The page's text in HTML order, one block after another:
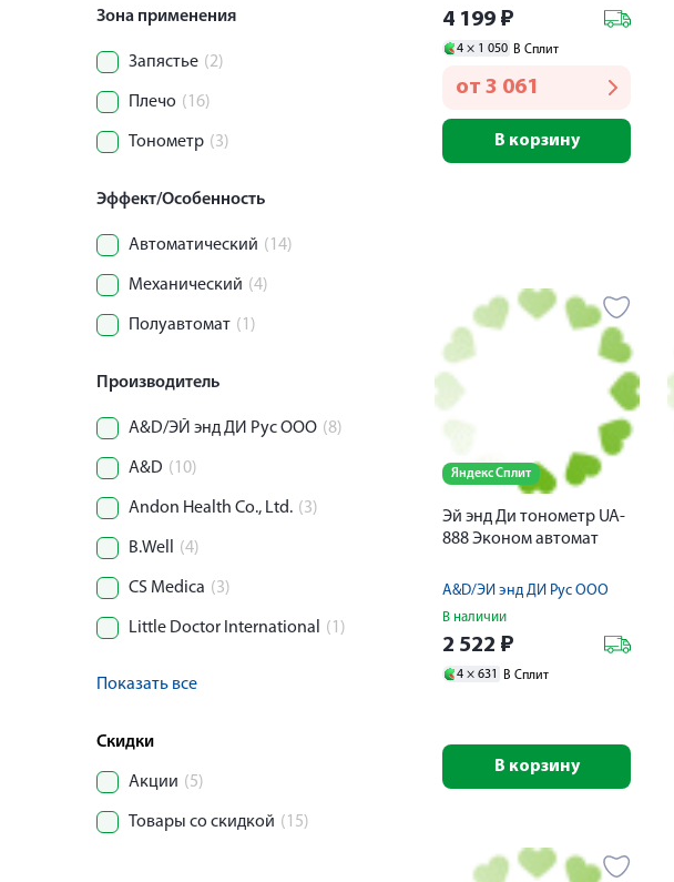
Зона применения
Запястье (2)
Плечо (16)
Тонометр (3)
Эффект/Особенность
Автоматический (14)
Механический (4)
Полуавтомат (1)
Производитель
A&D/ЭЙ энд ДИ Рус ООО (8)
A&D (10)
Andon Health Co., Ltd. (3)
B.Well (4)
CS Medica (3)
Little Doctor International (1)
Показать все
Скидки
Акции (5)
Товары со скидкой (15)
4 199 ₽
4 × 1 050 В Сплит
от 3 061
В корзину
Яндекс Сплит
Эй энд Ди тонометр UA-
888 Эконом автомат
A&D/ЭЙ энд ДИ Рус ООО
В наличии
2 522 ₽
4 × 631 В Сплит
В корзину